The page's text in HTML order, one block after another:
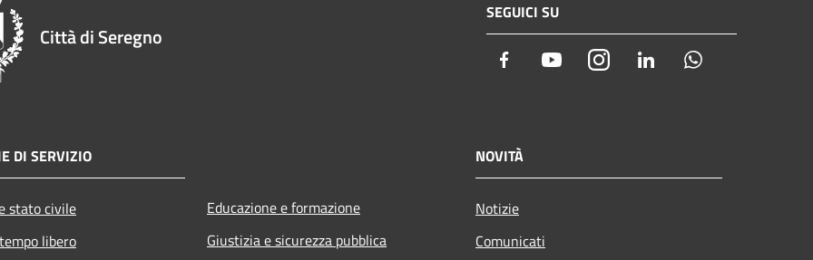
Città di Seregno
SEGUICI SU
Facebook YoutubeInstagramLinkedIn
DI SERVIZIO
stato civile
libero
Educazione e formazione
Giustizia e sicurezza pubblica
NOVITÀ
Notizie
Comunicati